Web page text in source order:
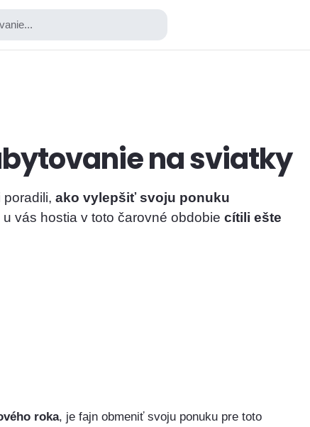
na sviatky
ako vylepšiť svoju ponuku
vás hostia v toto čarovné obdobie cítili ešte
roka, je fajn obmeniť svoju ponuku pre toto